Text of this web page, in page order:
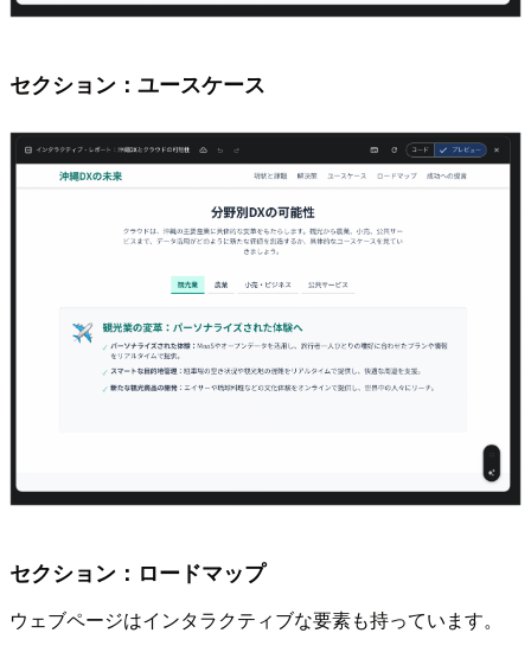
セクション：ユースケース
セクション：ロードマップ
ウェブページはインタラクティブな要素も持っています。